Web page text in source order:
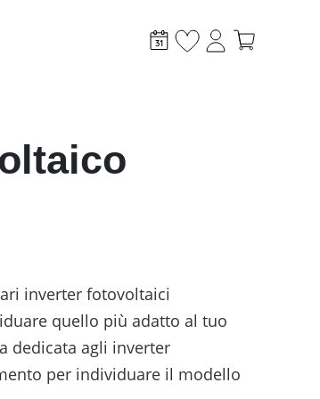
di monitoraggio
inverter fotovoltaici
quello più adatto al tuo
dedicata agli inverter
per individuare il modello